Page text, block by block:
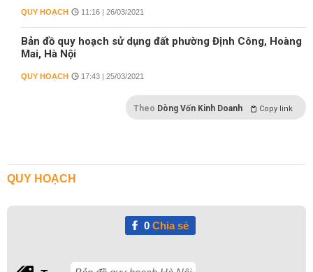
QUY HOẠCH 11:16 | 26/03/2021
Bản đồ quy hoạch sử dụng đất phường Định Công, Hoàng
Mai, Hà Nội
QUY HOẠCH 17:43 | 25/03/2021
Theo Dòng Vốn Kinh Doanh Copy link
QUY HOẠCH
0Chia sẻ